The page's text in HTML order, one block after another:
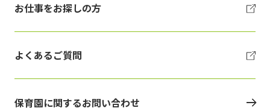
お仕事をお探しの方
よくあるご質問
保育園に関するお問い合わせ